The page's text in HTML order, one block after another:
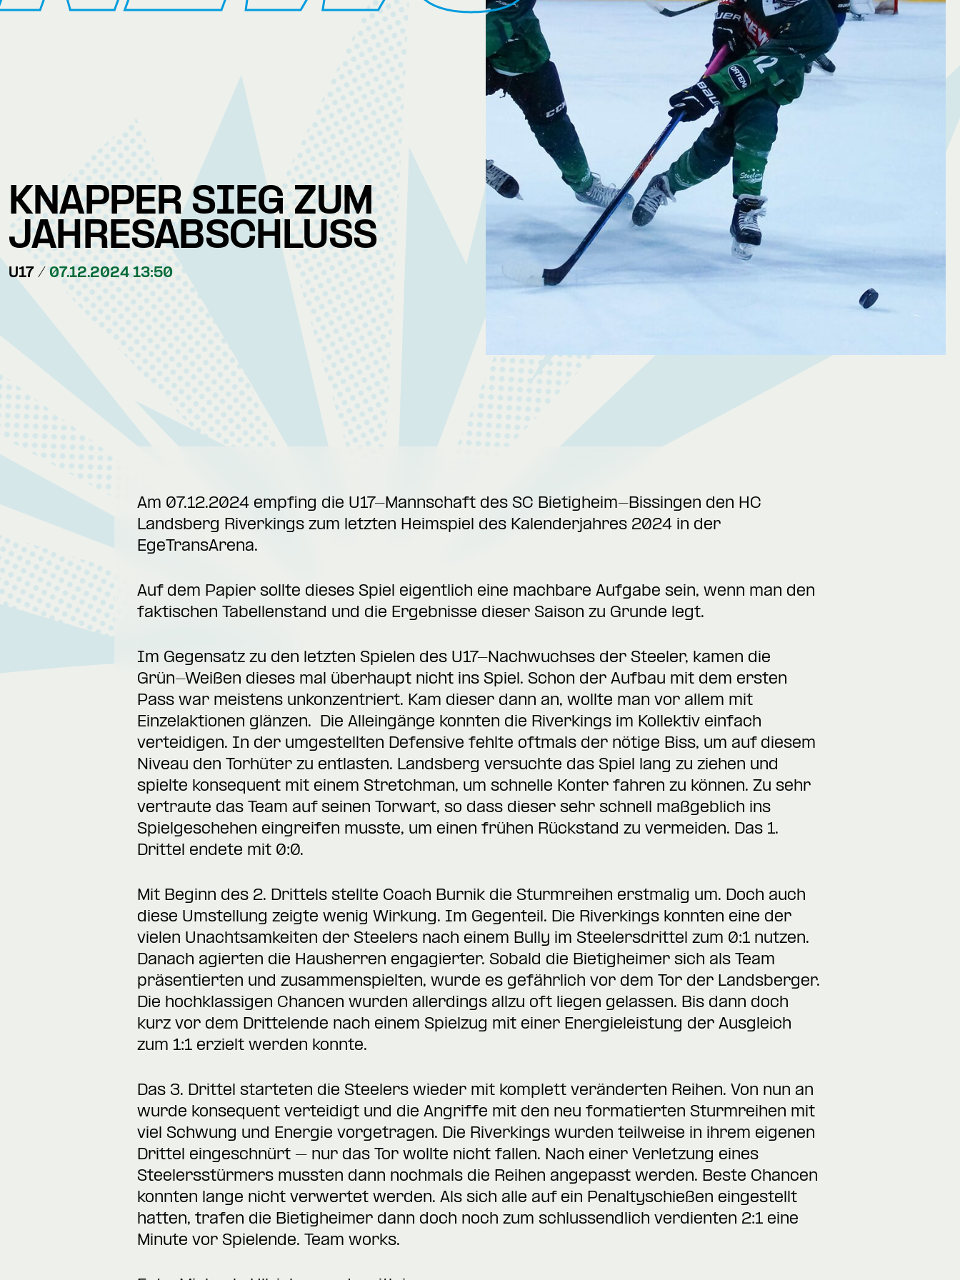
KNAPPER SIEG ZUM
JAHRESABSCHLUSS
U17 / 07.12.2024 13:50
Am 07.12.2024 empfing die U17-Mannschaft des SC Bietigheim-Bissingen den HC
Landsberg Riverkings zum letzten Heimspiel des Kalenderjahres 2024 in der
EgeTransArena.
Auf dem Papier sollte dieses Spiel eigentlich eine machbare Aufgabe sein, wenn man den
faktischen Tabellenstand und die Ergebnisse dieser Saison zu Grunde legt.
Im Gegensatz zu den letzten Spielen des U17-Nachwuchses der Steeler, kamen die
Grün-Weißen dieses mal überhaupt nicht ins Spiel. Schon der Aufbau mit dem ersten
Pass war meistens unkonzentriert. Kam dieser dann an, wollte man vor allem mit
Einzelaktionen glänzen. Die Alleingänge konnten die Riverkings im Kollektiv einfach
verteidigen. In der umgestellten Defensive fehlte oftmals der nötige Biss, um auf diesem
Niveau den Torhüter zu entlasten. Landsberg versuchte das Spiel lang zu ziehen und
spielte konsequent mit einem Stretchman, um schnelle Konter fahren zu können. Zu sehr
vertraute das Team auf seinen Torwart, so dass dieser sehr schnell maßgeblich ins
Spielgeschehen eingreifen musste, um einen frühen Rückstand zu vermeiden. Das 1.
Drittel endete mit 0:0.
Mit Beginn des 2. Drittels stellte Coach Burnik die Sturmreihen erstmalig um. Doch auch
diese Umstellung zeigte wenig Wirkung. Im Gegenteil. Die Riverkings konnten eine der
vielen Unachtsamkeiten der Steelers nach einem Bully im Steelersdrittel zum 0:1 nutzen.
Danach agierten die Hausherren engagierter. Sobald die Bietigheimer sich als Team
präsentierten und zusammenspielten, wurde es gefährlich vor dem Tor der Landsberger.
Die hochklassigen Chancen wurden allerdings allzu oft liegen gelassen. Bis dann doch
kurz vor dem Drittelende nach einem Spielzug mit einer Energieleistung der Ausgleich
zum 1:1 erzielt werden konnte.
Das 3. Drittel starteten die Steelers wieder mit komplett veränderten Reihen. Von nun an
wurde konsequent verteidigt und die Angriffe mit den neu formatierten Sturmreihen mit
viel Schwung und Energie vorgetragen. Die Riverkings wurden teilweise in ihrem eigenen
Drittel eingeschnürt – nur das Tor wollte nicht fallen. Nach einer Verletzung eines
Steelersstürmers mussten dann nochmals die Reihen angepasst werden. Beste Chancen
konnten lange nicht verwertet werden. Als sich alle auf ein Penaltyschießen eingestellt
hatten, trafen die Bietigheimer dann doch noch zum schlussendlich verdienten 2:1 eine
Minute vor Spielende. Team works.